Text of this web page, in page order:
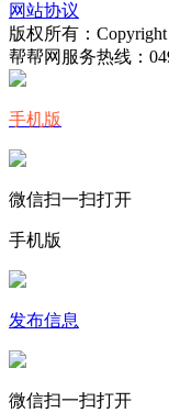
网站协议
版权所有：
帮帮网服务热线：
手机版
微信扫一扫打开
手机版
发布信息
微信扫一扫打开